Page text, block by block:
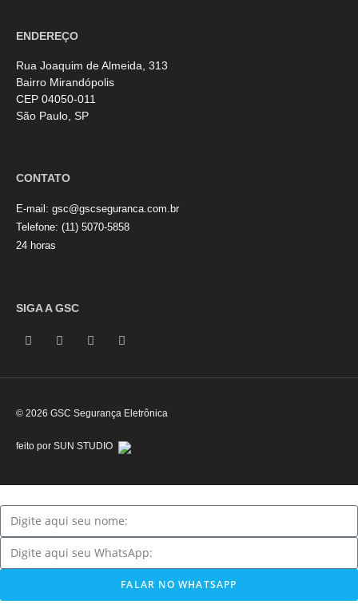
ENDEREÇO
Rua Joaquim de Almeida, 313
Bairro Mirandópolis
CEP 04050-011
São Paulo, SP
CONTATO
E-mail: gsc@gscseguranca.com.br
Telefone: (11) 5070-5858
24 horas
SIGA A GSC
© 2026 GSC Segurança Eletrônica
feito por SUN STUDIO
FALAR NO WHATSAPP